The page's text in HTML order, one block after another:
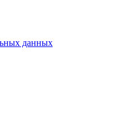
данных